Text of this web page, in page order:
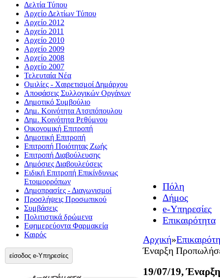
Δελτία Τύπου
Αρχείο Δελτίων Τύπου
Αρχείο 2012
Αρχείο 2011
Αρχείο 2010
Αρχείο 2009
Αρχείο 2008
Αρχείο 2007
Τελευταία Νέα
Ομιλίες - Χαιρετισμοί Δημάρχου
Αποφάσεις Συλλογικών Οργάνων
Δημοτικό Συμβούλιο
Δημ. Κοινότητα Ατσιπόπουλου
Δημ. Κοινότητα Ρεθύμνου
Οικονομική Επιτροπή
Δημοτική Επιτροπή
Επιτροπή Ποιότητας Ζωής
Επιτροπή Διαβούλευσης
Δημόσιες Διαβουλεύσεις
Ειδική Επιτροπή Επικίνδυνως
Ετοιμορρόπων
Δημοπρασίες - Διαγωνισμοί
Προσλήψεις Προσωπικού
Συμβάσεις
Πολιτιστικά δρώμενα
Εφημερεύοντα Φαρμακεία
Καιρός
είσοδος e-Υπηρεσίες
Πόλη
Δήμος
e-Υπηρεσίες
Επικαιρότητα
Αρχική»
Έναρξη
19/07/19,